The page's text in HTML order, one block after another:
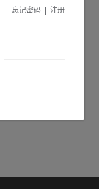
忘记密码 注册